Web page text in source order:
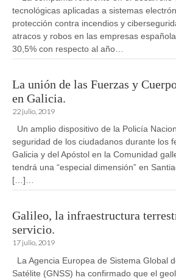
tecnológicas aplicadas a sistemas
protección contra incendios y
atracos y robos en las empresas
30,5% con respecto al año…
La unión de las Fuerzas y
en Galicia.
22 julio, 2019
Un amplio dispositivo de la Policía
seguridad de los ciudadanos durante los
Galicia y del Apóstol en la Comunidad
tendrá una “especial dimensión” en
[…]…
Galileo, la infraestructura
servicio.
17 julio, 2019
La Agencia Europea de Sistema Global
Satélite (GNSS) ha confirmado que el